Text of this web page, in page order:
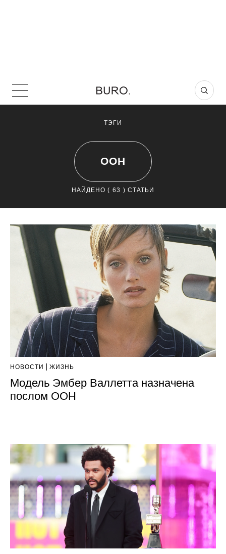
ТЭГИ
ООН
НАЙДЕНО ( 63 ) СТАТЬИ
НОВОСТИ ЖИЗНЬ
Модель Эмбер Валлетта назначена
послом ООН